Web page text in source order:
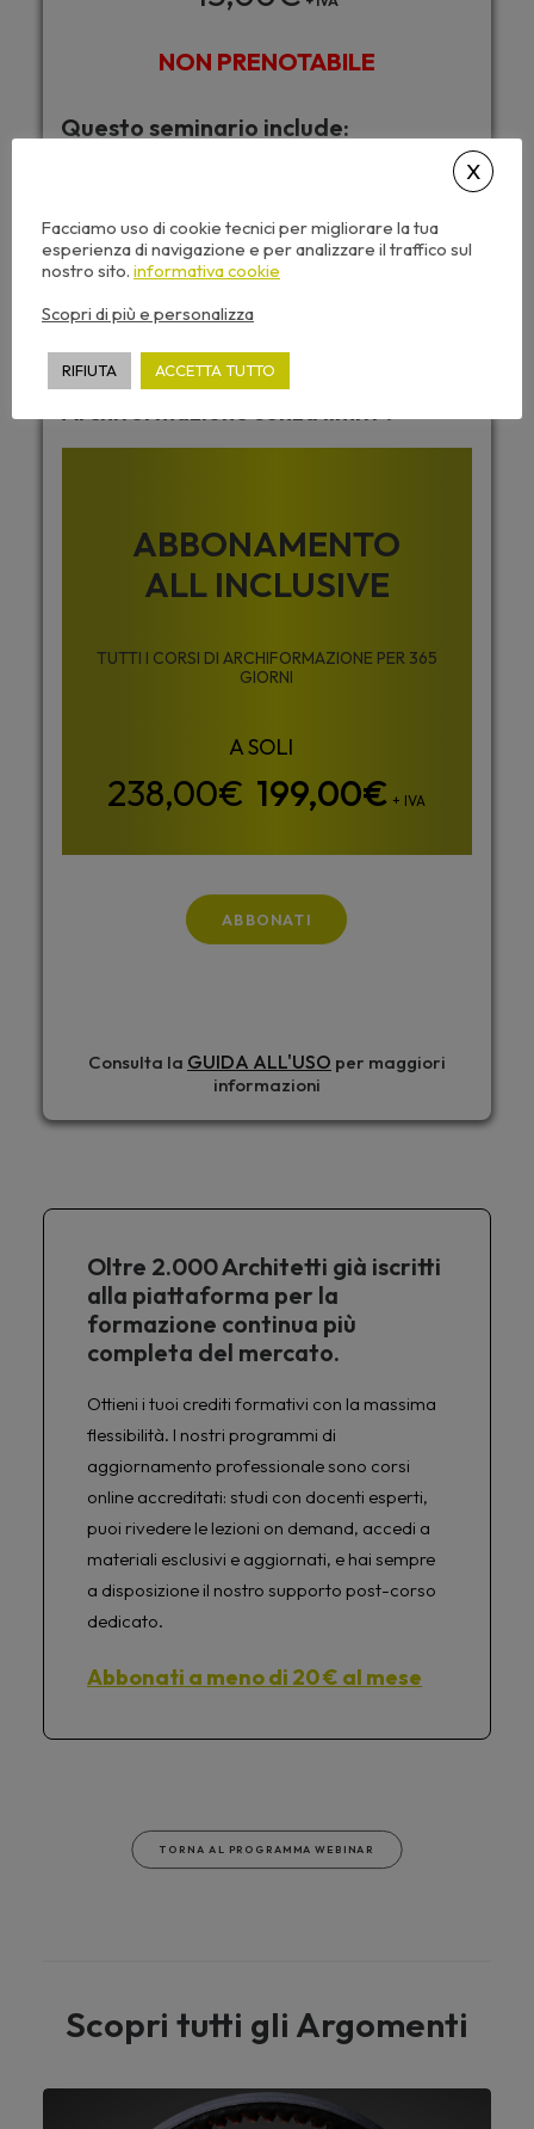
NON PRENOTABILE
Questo seminario include:
Accesso da tutti i dispositivi
Attestato di partecipazione
Dispense corso e video sempre disponibili
Desideri accedere a tutti i corsi di
Archiformazione senza limiti ?
ABBONAMENTO
ALL INCLUSIVE
TUTTI I CORSI DI ARCHIFORMAZIONE PER 365
GIORNI
199,00€ + IVA
ABBONATI
Consulta la GUIDA ALL'USO per maggiori
informazioni
Oltre 2.000 Architetti già iscritti
alla piattaforma per la
formazione continua più
completa del mercato.
Ottieni i tuoi crediti formativi con la massima
flessibilità. I nostri programmi di
aggiornamento professionale sono corsi
online accreditati: studi con docenti esperti,
puoi rivedere le lezioni on demand, accedi a
materiali esclusivi e aggiornati, e hai sempre
a disposizione il nostro supporto post-corso
dedicato.
Abbonati a meno di 20 € al mese
TORNA AL PROGRAMMA WEBINAR
Scopri tutti gli Argomenti
Facciamo uso di cookie tecnici per migliorare la tua
esperienza di navigazione e per analizzare il traffico sul
nostro sito. informativa cookie
Scopri di più e personalizza
RIFIUTA ACCETTA TUTTO